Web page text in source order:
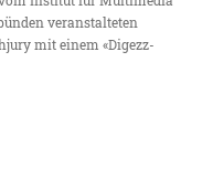
veranstalteten
mit einem «Digezz-